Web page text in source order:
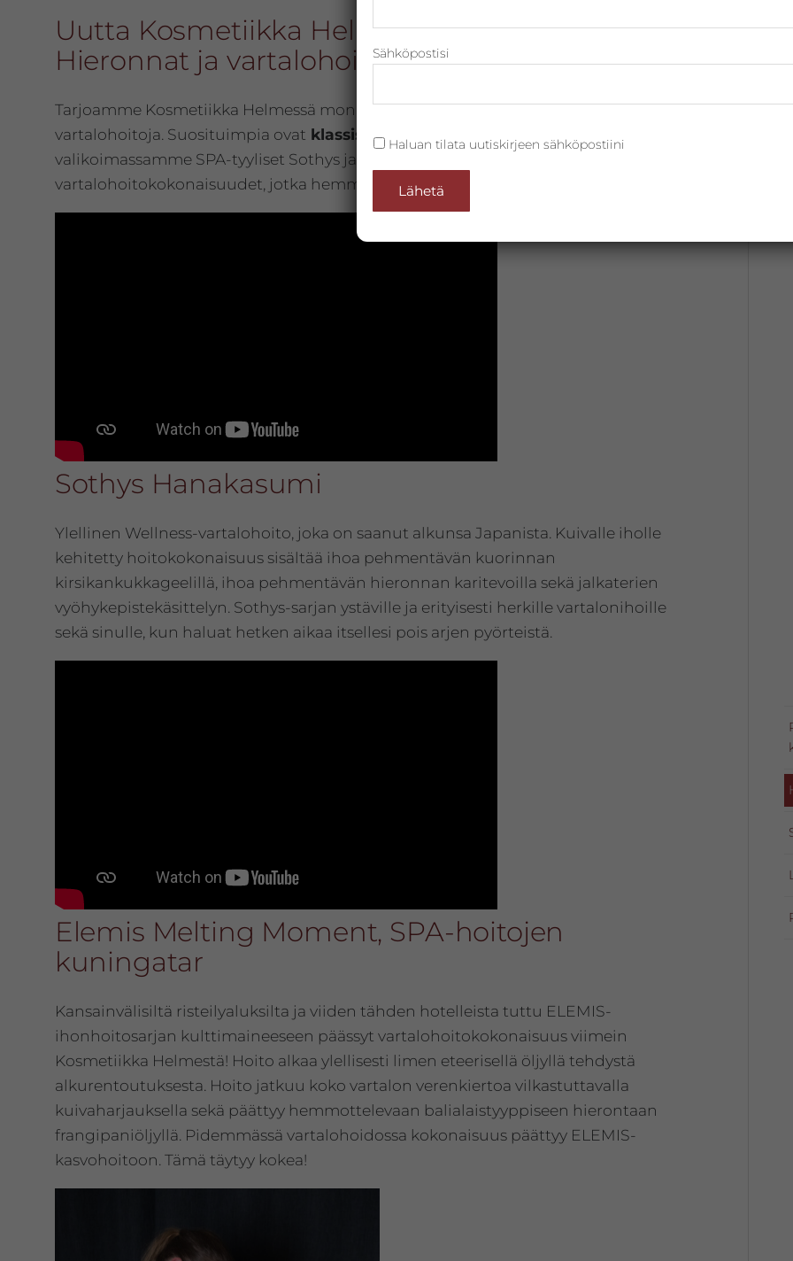
Uutta Kosmetiikka Helmessä:
Hieronnat ja vartalohoidot
Tarjoamme Kosmetiikka Helmessä monipuolisen valikoiman erilaisia hieronta- ja
vartalohoitoja. Suosituimpia ovat klassiset- ja urheiluhieronnat
. Lisäksi
valikoimassamme SPA-tyyliset Sothys ja Elemis -hoitosarjojen kokonaisvaltaiset
vartalohoitokokonaisuudet, jotka hemmottelevat kehoa päästä varpaisiin.
Sothys Hanakasumi
Ylellinen Wellness-vartalohoito, joka on saanut alkunsa Japanista. Kuivalle iholle
kehitetty hoitokokonaisuus sisältää ihoa pehmentävän kuorinnan
kirsikankukkageelillä, ihoa pehmentävän hieronnan karitevoilla sekä jalkaterien
vyöhykepistekäsittelyn. Sothys-sarjan ystäville ja erityisesti herkille vartalonihoille
sekä sinulle, kun haluat hetken aikaa itsellesi pois arjen pyörteistä.
Elemis Melting Moment, SPA-hoitojen
kuningatar
Kansainvälisiltä risteilyaluksilta ja viiden tähden hotelleista tuttu ELEMIS-
ihonhoitosarjan kulttimaineeseen päässyt vartalohoitokokonaisuus viimein
Kosmetiikka Helmestä! Hoito alkaa ylellisesti limen eteerisellä öljyllä tehdystä
alkurentoutuksesta. Hoito jatkuu koko vartalon verenkiertoa vilkastuttavalla
kuivaharjauksella sekä päättyy hemmottelevaan balialaistyyppiseen hierontaan
frangipaniöljyllä. Pidemmässä vartalohoidossa kokonaisuus päättyy ELEMIS-
kasvohoitoon. Tämä täytyy kokea!
Sähköpostisi
Haluan tilata uutiskirjeen sähköpostiini